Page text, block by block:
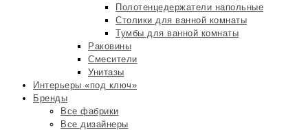
Полотенцедержатели напольные
Столики для ванной комнаты
Тумбы для ванной комнаты
Раковины
Смесители
Унитазы
Интерьеры «под ключ»
Бренды
Все фабрики
Все дизайнеры